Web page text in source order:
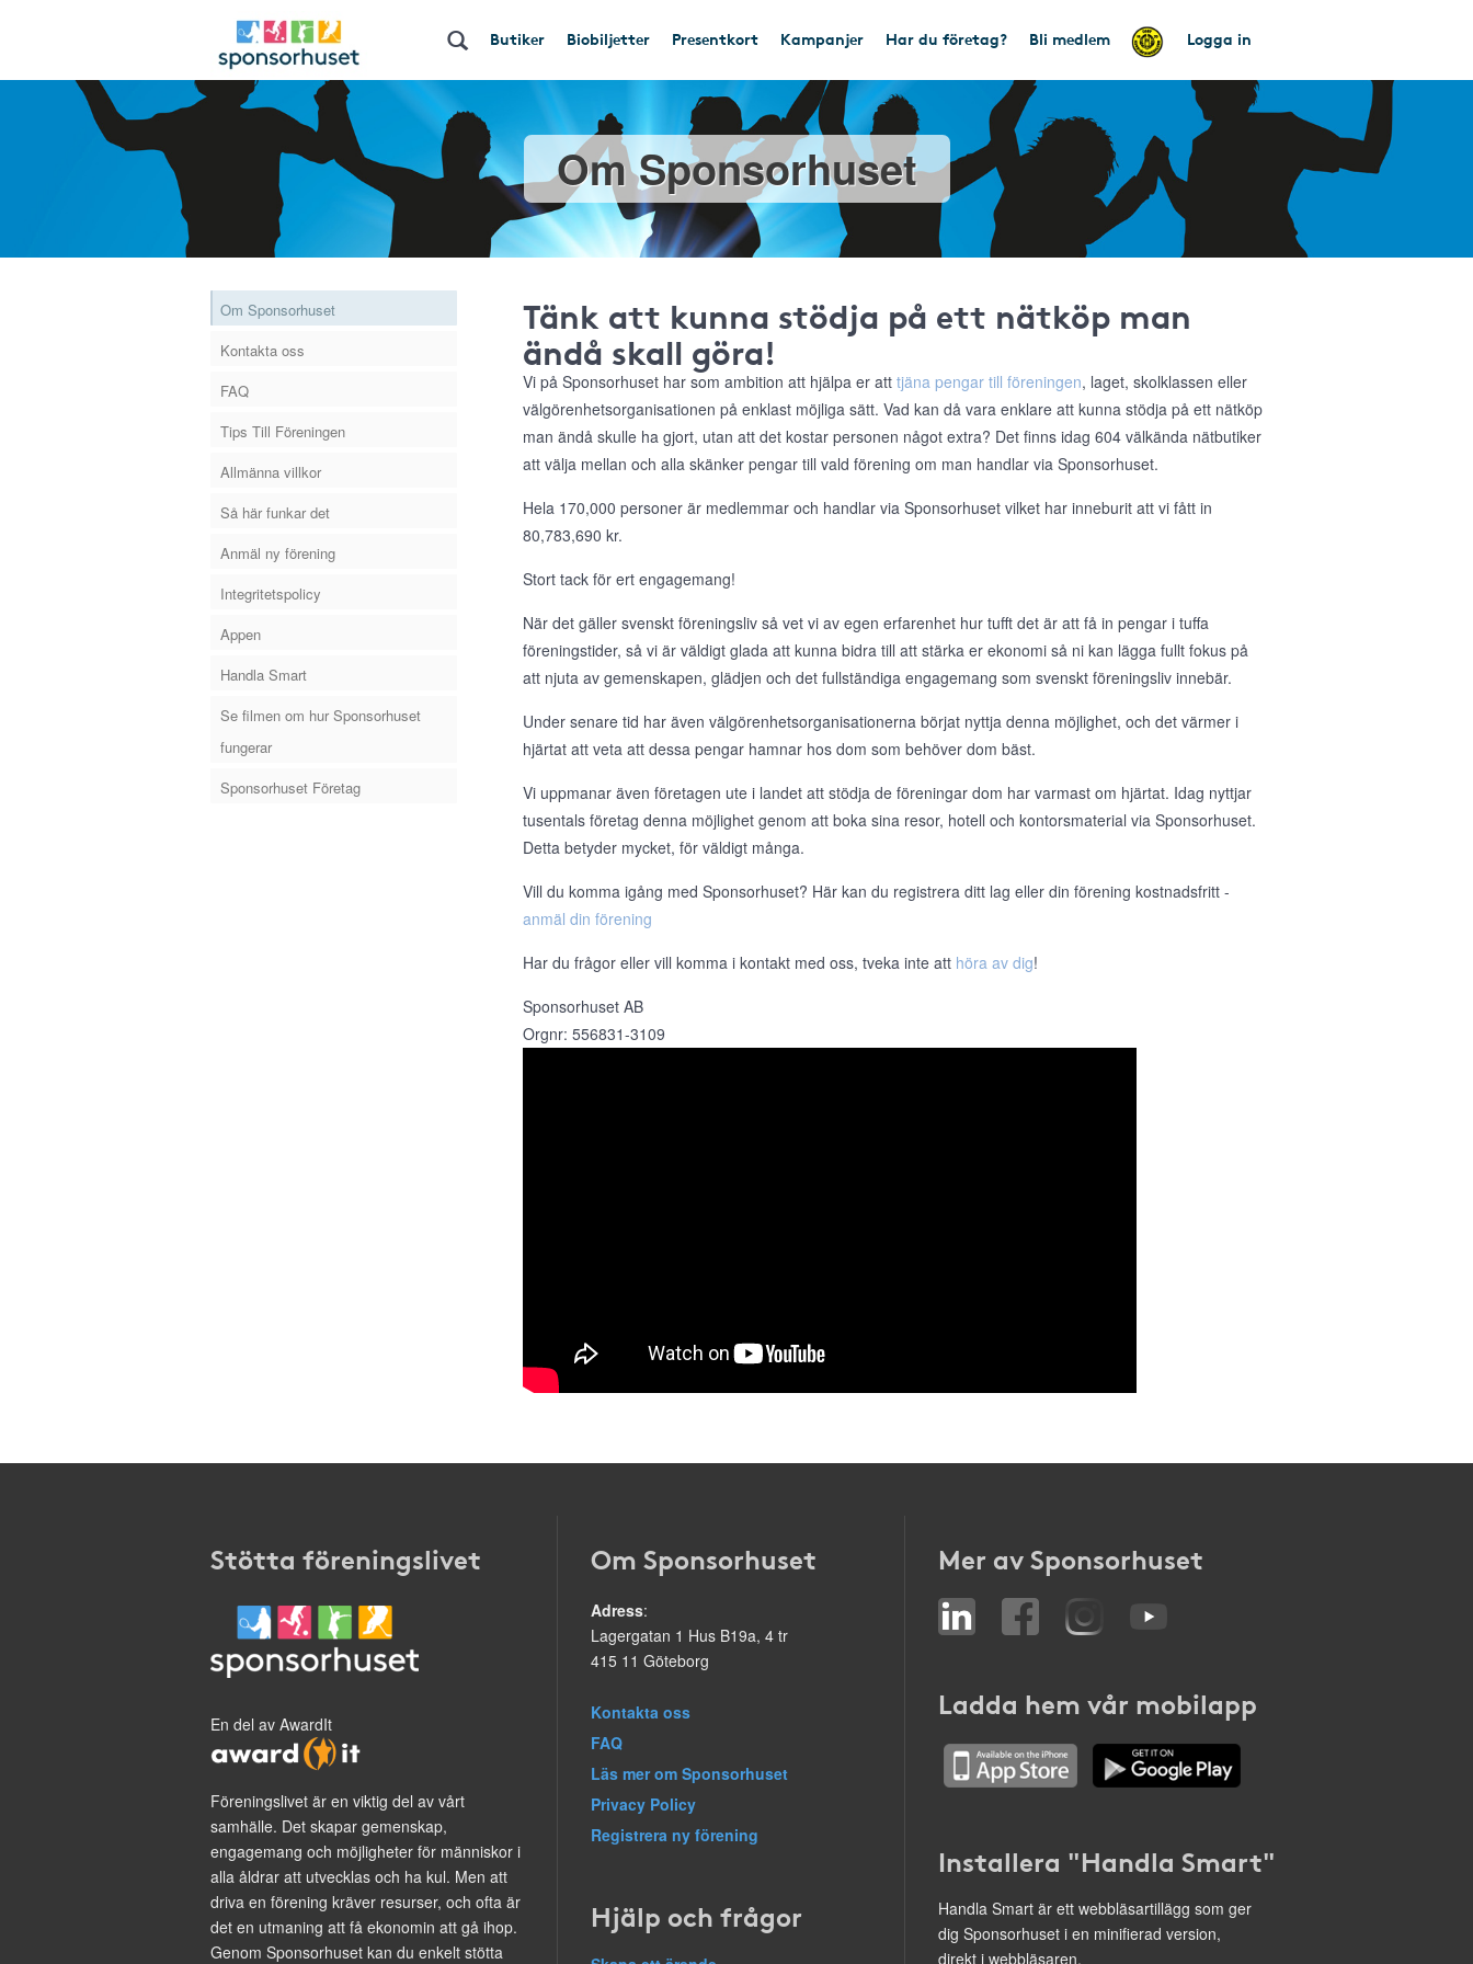
Butiker Biobiljetter Presentkort Kampanjer Har du företag? Bli medlem Logga in
Om Sponsorhuset
Om Sponsorhuset
Kontakta oss
FAQ
Tips Till Föreningen
Allmänna villkor
Så här funkar det
Anmäl ny förening
Integritetspolicy
Appen
Handla Smart
Se filmen om hur Sponsorhuset
fungerar
Sponsorhuset Företag
Tänk att kunna stödja på ett nätköp man
ändå skall göra!
Vi på Sponsorhuset har som ambition att hjälpa er att tjäna pengar till föreningen, laget, skolklassen eller
välgörenhetsorganisationen på enklast möjliga sätt. Vad kan då vara enklare att kunna stödja på ett nätköp
man ändå skulle ha gjort, utan att det kostar personen något extra? Det finns idag 604 välkända nätbutiker
att välja mellan och alla skänker pengar till vald förening om man handlar via Sponsorhuset.
Hela 170,000 personer är medlemmar och handlar via Sponsorhuset vilket har inneburit att vi fått in
80,783,690 kr.
Stort tack för ert engagemang!
När det gäller svenskt föreningsliv så vet vi av egen erfarenhet hur tufft det är att få in pengar i tuffa
föreningstider, så vi är väldigt glada att kunna bidra till att stärka er ekonomi så ni kan lägga fullt fokus på
att njuta av gemenskapen, glädjen och det fullständiga engagemang som svenskt föreningsliv innebär.
Under senare tid har även välgörenhetsorganisationerna börjat nyttja denna möjlighet, och det värmer i
hjärtat att veta att dessa pengar hamnar hos dom som behöver dom bäst.
Vi uppmanar även företagen ute i landet att stödja de föreningar dom har varmast om hjärtat. Idag nyttjar
tusentals företag denna möjlighet genom att boka sina resor, hotell och kontorsmaterial via Sponsorhuset.
Detta betyder mycket, för väldigt många.
Vill du komma igång med Sponsorhuset? Här kan du registrera ditt lag eller din förening kostnadsfritt -
anmäl din förening
Har du frågor eller vill komma i kontakt med oss, tveka inte att höra av dig!
Sponsorhuset AB
Orgnr: 556831-3109
Stötta föreningslivet
En del av AwardIt
Föreningslivet är en viktig del av vårt
samhälle. Det skapar gemenskap,
engagemang och möjligheter för människor i
alla åldrar att utvecklas och ha kul. Men att
driva en förening kräver resurser, och ofta är
det en utmaning att få ekonomin att gå ihop.
Genom Sponsorhuset kan du enkelt stötta
Om Sponsorhuset
Adress:
Lagergatan 1 Hus B19a, 4 tr
415 11 Göteborg
Kontakta oss
FAQ
Läs mer om Sponsorhuset
Privacy Policy
Registrera ny förening
Hjälp och frågor
Mer av Sponsorhuset
Ladda hem vår mobilapp
Installera "Handla Smart"
Handla Smart är ett webbläsartillägg som ger
dig Sponsorhuset i en minifierad version,
direkt i webbläsaren.